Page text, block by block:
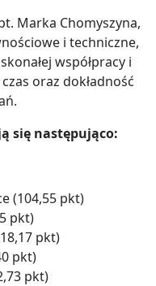
Marka Chomyszyna,
i techniczne,
współpracy i
oraz dokładność
się następująco:
(104,55 pkt)
pkt)
pkt)
pkt)
pkt)